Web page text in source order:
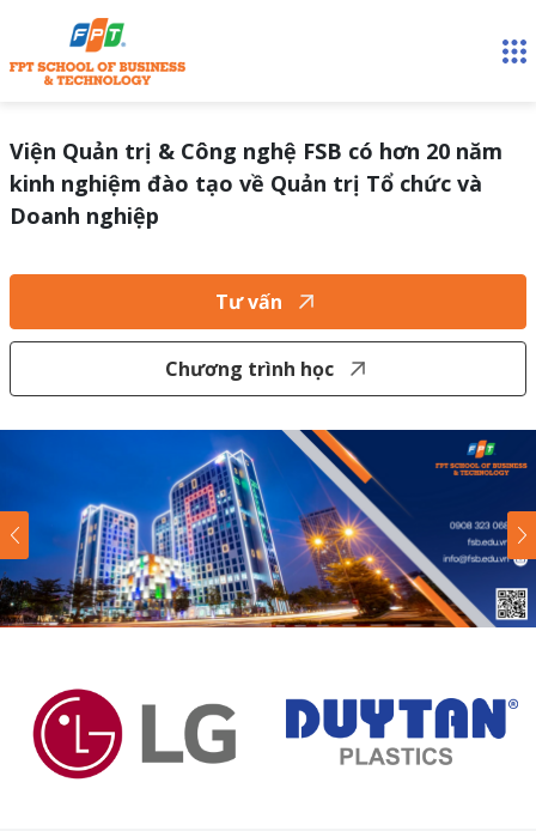
Viện Quản trị & Công nghệ FSB có hơn 20 năm
kinh nghiệm đào tạo về Quản trị Tổ chức và
Doanh nghiệp
Tư vấn
Chương trình học